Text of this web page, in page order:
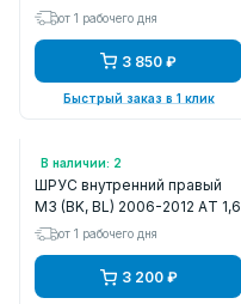
от 1 рабочего дня
3 850 ₽
Быстрый заказ в 1 клик
В наличии: 2
Арт.: GO2504
ШРУС внутренний правый
M3 (BK, BL) 2006-2012 АT 1,6
от 1 рабочего дня
3 200 ₽